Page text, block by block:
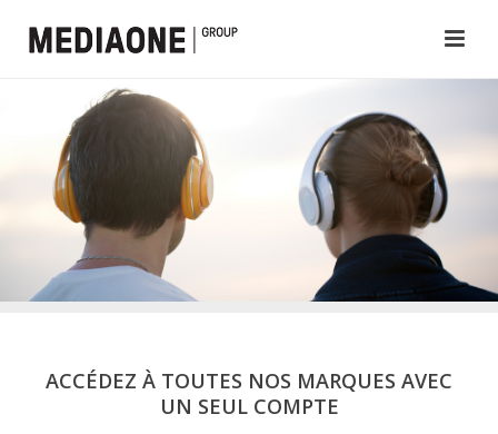
ACCÉDEZ À TOUTES NOS MARQUES AVEC
UN SEUL COMPTE